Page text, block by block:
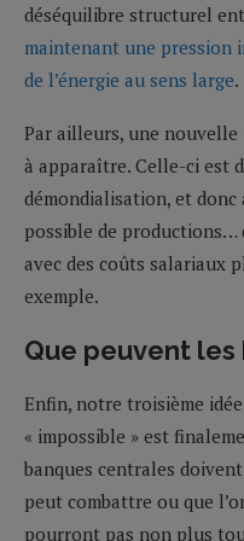
déséquilibre structurel
maintenant une pression
de l’énergie au sens large.
Par ailleurs, une
à apparaître. Celle-ci est
démondialisation, et
possible de productions…
avec des coûts salariaux
exemple.
Que peuvent
Enfin, notre troisième
« impossible » est
banques centrales
peut combattre ou que
pourront pas non plus